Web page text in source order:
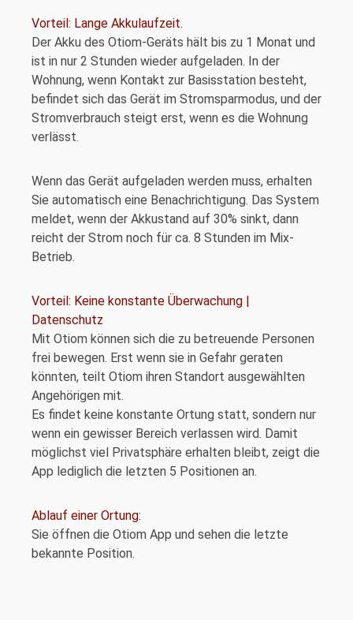
Vorteil: Lange Akkulaufzeit.
Der Akku des Otiom-Geräts hält bis zu 1 Monat und
ist in nur 2 Stunden wieder aufgeladen. In der
Wohnung, wenn Kontakt zur Basisstation besteht,
befindet sich das Gerät im Stromsparmodus, und der
Stromverbrauch steigt erst, wenn es die Wohnung
verlässt.
Wenn das Gerät aufgeladen werden muss, erhalten
Sie automatisch eine Benachrichtigung. Das System
meldet, wenn der Akkustand auf 30% sinkt, dann
reicht der Strom noch für ca. 8 Stunden im Mix-
Betrieb.
Vorteil: Keine konstante Überwachung |
Datenschutz
Mit Otiom können sich die zu betreuende Personen
frei bewegen. Erst wenn sie in Gefahr geraten
könnten, teilt Otiom ihren Standort ausgewählten
Angehörigen mit.
Es findet keine konstante Ortung statt, sondern nur
wenn ein gewisser Bereich verlassen wird. Damit
möglichst viel Privatsphäre erhalten bleibt, zeigt die
App lediglich die letzten 5 Positionen an.
Ablauf einer Ortung:
Sie öffnen die Otiom App und sehen die letzte
bekannte Position.